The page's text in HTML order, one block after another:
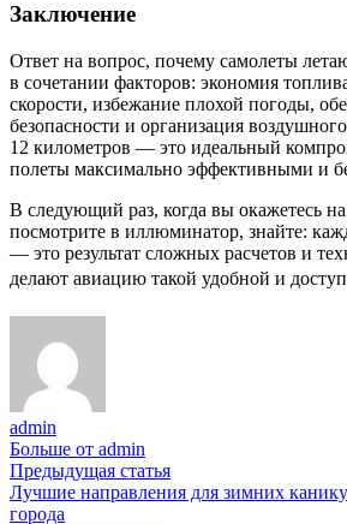
Заключение
Ответ на вопрос, почему самолеты
в сочетании факторов: экономия
скорости, избежание плохой погоды,
безопасности и организация
12 километров — это идеальный
полеты максимально эффективными и
В следующий раз, когда вы окажетесь
посмотрите в иллюминатор, знайте:
— это результат сложных расчетов и
делают авиацию такой удобной и
admin
Больше от admin
Навигация
по
Предыдущая статьяПредыдущая
статья:
Лучшие направления для зимних
города